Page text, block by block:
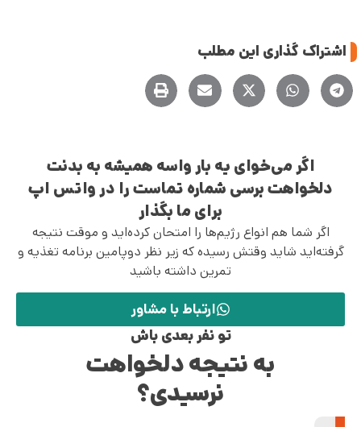
اشتراک گذاری این مطلب
اگر می‌خوای یه بار واسه همیشه به بدنت
دلخواهت برسی شماره تماست را در واتس اپ
برای ما بگذار
اگر شما هم انواع رژیم‌ها را امتحان کرده‌اید و موقت نتیجه
گرفته‌اید شاید وقتش رسیده که زیر نظر دوپامین برنامه تغذیه و
تمرین داشته باشید
ارتباط با مشاور
تو نفر بعدی باش
به نتیجه دلخواهت
نرسیدی؟